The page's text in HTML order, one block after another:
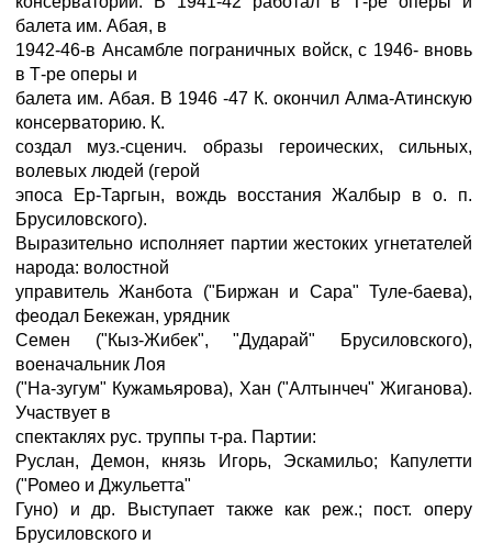
балета им. Абая, в
1942-46-в Ансамбле пограничных войск, с 1946- вновь
в Т-ре оперы и
балета им. Абая. В 1946 -47 К. окончил Алма-Атинскую
консерваторию. К.
создал муз.-сценич. образы героических, сильных,
волевых людей (герой
эпоса Ер-Таргын, вождь восстания Жалбыр в о. п.
Брусиловского).
Выразительно исполняет партии жестоких угнетателей
народа: волостной
управитель Жанбота ("Биржан и Сара" Туле-баева),
феодал Бекежан, урядник
Семен ("Кыз-Жибек", "Дударай" Брусиловского),
военачальник Лоя
("На-зугум" Кужамьярова), Хан ("Алтынчеч" Жиганова).
Участвует в
спектаклях рус. труппы т-ра. Партии:
Руслан, Демон, князь Игорь, Эскамильо; Капулетти
("Ромео и Джульетта"
Гуно) и др. Выступает также как реж.; пост. оперу
Брусиловского и